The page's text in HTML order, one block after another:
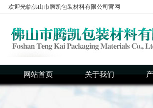
欢迎光临佛山市腾凯包装材料有限公司官网
网站首页 关于我们